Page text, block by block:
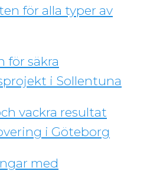
för alla typer av
för säkra
i Sollentuna
vackra resultat
i Göteborg
med